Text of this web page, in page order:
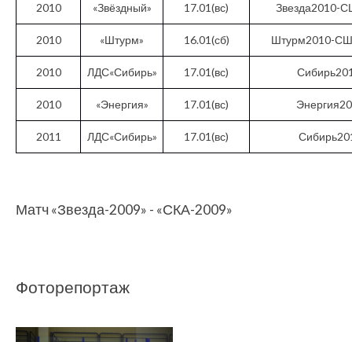
2010 «Звёздный» 17.01(вс) Звезда2010-
2010 «Штурм» 16.01(сб) Штурм2010-СШ
2010 ЛДС«Сибирь» 17.01(вс)
2010 «Энергия» 17.01(вс)
2011 ЛДС«Сибирь» 17.01(вс)
Матч «Звезда-2009» - «СКА-2009»
Фоторепортаж